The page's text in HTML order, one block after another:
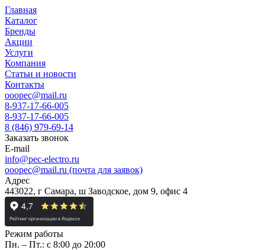
Главная
Каталог
Бренды
Акции
Услуги
Компания
Статьи и новости
Контакты
ooopec@mail.ru
8-937-17-66-005
8-937-17-66-005
8 (846) 979-69-14
Заказать звонок
E-mail
info@pec-electro.ru
ooopec@mail.ru (почта для заявок)
Адрес
443022, г Самара, ш Заводское, дом 9, офис 4
Режим работы
Пн. – Пт.: с 8:00 до 20:00